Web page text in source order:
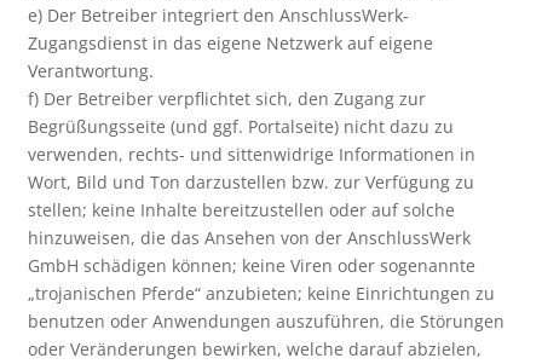
e) Der Betreiber integriert den AnschlussWerk-
Zugangsdienst in das eigene Netzwerk auf eigene
Verantwortung.
f) Der Betreiber verpflichtet sich, den Zugang zur
Begrüßungsseite (und ggf. Portalseite) nicht dazu zu
verwenden, rechts- und sittenwidrige Informationen in
Wort, Bild und Ton darzustellen bzw. zur Verfügung zu
stellen; keine Inhalte bereitzustellen oder auf solche
hinzuweisen, die das Ansehen von der AnschlussWerk
GmbH schädigen können; keine Viren oder sogenannte
„trojanischen Pferde“ anzubieten; keine Einrichtungen zu
benutzen oder Anwendungen auszuführen, die Störungen
oder Veränderungen bewirken, welche darauf abzielen,